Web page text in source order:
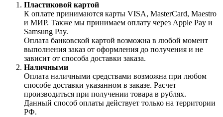
Пластиковой картой
К оплате принимаются карты VISA, MasterCard, Maestro
и МИР. Также мы принимаем оплату через Apple Pay и
Samsung Pay.
Оплата банковской картой возможна в любой момент
выполнения заказ от оформления до получения и не
зависит от способа доставки заказа.
Наличными
Оплата наличными средствами возможна при любом
способе доставки указанном в заказе. Расчет
производиться при получении товара в рублях.
Данный способ оплаты действует только на территории
РФ.